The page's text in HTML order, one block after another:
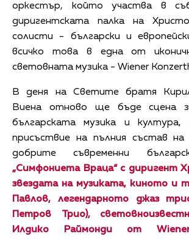
оркестър, който участва в
диригентската палка на
солисти - български и
всичко това в една от
световната музика - Wiener
В деня на Светите братя
Виена отново ще бъде сцена
българската музика и
присъствие на пълния състав
добрите съвременни
„Симфониета Враца“ с диригент
звездата на музиката, киното и
Павлов, легендарното джаз
Петров Трио),
Илдико Раймонди от